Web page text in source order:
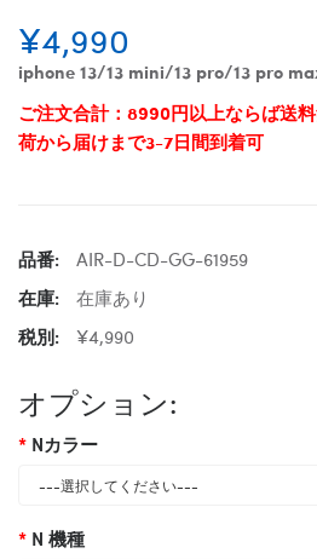
¥4,990
iphone 13/13 mini/13 pro/13 pro
ご注文合計：8990円以上ならば送
荷から届けまで3-7日間到着可
品番:
AIR-D-CD-GG-61959
在庫:
在庫あり
税別:
¥4,990
オプション:
Nカラー
N 機種